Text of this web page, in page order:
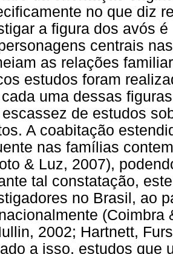
no que diz
a figura dos avós
centrais
as relações
estudos foram
uma dessas
de estudos
A coabitação
nas famílias
& Luz, 2007),
tal constatação,
no Brasil, ao
(Coimbra
2002; Hartnett,
a isso, estudos que